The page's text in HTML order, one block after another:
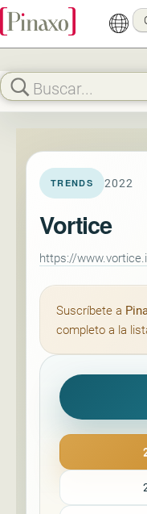
TRENDS 2022
Vortice
https://
Suscríbete a
completo a la